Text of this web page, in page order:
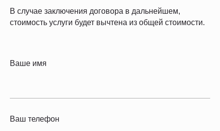
В случае заключения договора в дальнейшем,
стоимость услуги будет вычтена из общей стоимости.
Ваше имя
Ваш телефон